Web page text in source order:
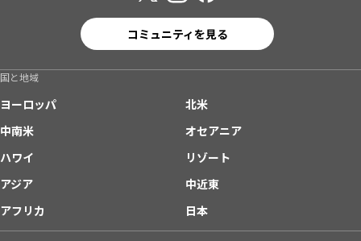
コミュニティを見る
国と地域
ヨーロッパ
北米
中南米
オセアニア
ハワイ
リゾート
アジア
中近東
アフリカ
日本